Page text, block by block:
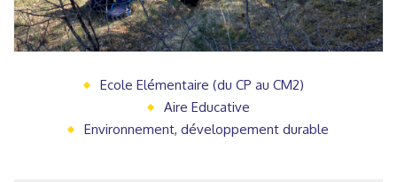
Ecole Elémentaire (du CP au CM2)
Aire Educative
Environnement, développement durable